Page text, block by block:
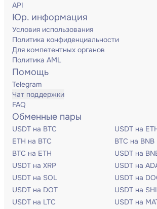
API
Юр. информация
Условия использования
Политика конфиденциальности
Для компетентных органов
Политика AML
Помощь
Telegram
Чат поддержки
FAQ
Обменные пары
USDT на BTC
USDT на
ETH на BTC
BTC на BNB
BTC на ETH
USDT на
USDT на XRP
USDT на
USDT на SOL
USDT на
USDT на DOT
USDT на
USDT на LTC
USDT на